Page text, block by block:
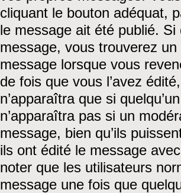
cliquant le bouton adéquat,
le message ait été publié. Si
message, vous trouverez
message lorsque vous
de fois que vous l’avez
n’apparaîtra que si
n’apparaîtra pas si un
message, bien qu’ils
ils ont édité le message
noter que les utilisateurs
message une fois que